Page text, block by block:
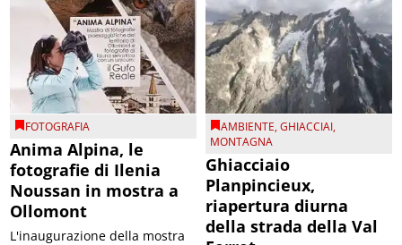
FOTOGRAFIA
Anima Alpina, le
fotografie di Ilenia
Noussan in mostra a
Ollomont
L'inaugurazione della mostra
AMBIENTE,GHIACCIAI,
MONTAGNA
Ghiacciaio
Planpincieux,
riapertura diurna
della strada della Val